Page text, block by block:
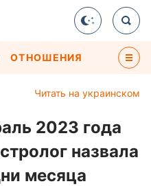
ОТНОШЕНИЯ
Читать на украинском
2023 года
назвала
месяца